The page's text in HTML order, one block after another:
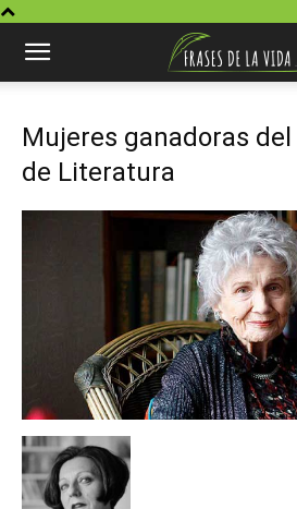
Mujeres ganadoras del
de Literatura